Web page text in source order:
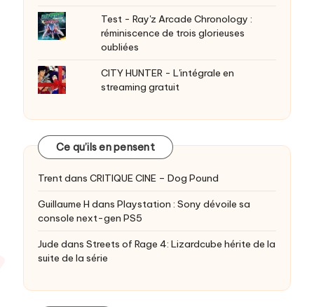
Test - Ray'z Arcade Chronology :
réminiscence de trois glorieuses
oubliées
CITY HUNTER - L'intégrale en
streaming gratuit
Ce qu’ils en pensent
Trentdans CRITIQUE CINE – Dog Pound
Guillaume H dans Playstation : Sony dévoile sa
console next-gen PS5
Jude dans Streets of Rage 4: Lizardcube hérite de la
suite de la série